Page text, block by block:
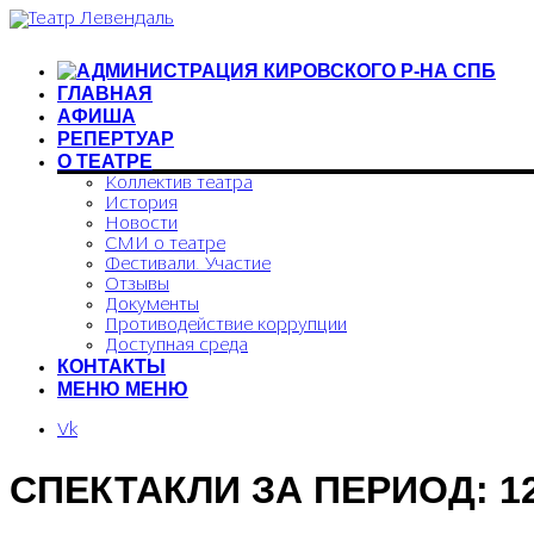
ГЛАВНАЯ
АФИША
РЕПЕРТУАР
О ТЕАТРЕ
Коллектив театра
История
Новости
СМИ о театре
Фестивали. Участие
Отзывы
Документы
Противодействие коррупции
Доступная среда
КОНТАКТЫ
МЕНЮ МЕНЮ
Vk
СПЕКТАКЛИ ЗА ПЕРИОД: